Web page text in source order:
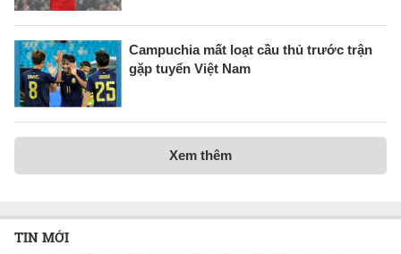
Campuchia mất loạt cầu thủ trước trận
gặp tuyển Việt Nam
Xem thêm
TIN MỚI